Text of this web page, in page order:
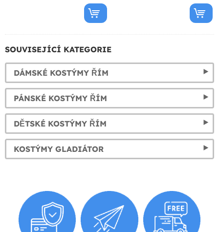
SOUVISEJÍCÍ KATEGORIE
DÁMSKÉ KOSTÝMY ŘÍM
PÁNSKÉ KOSTÝMY ŘÍM
DĚTSKÉ KOSTÝMY ŘÍM
KOSTÝMY GLADIÁTOR